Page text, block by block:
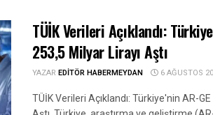
TÜİK Verileri Açıklandı:
253,5 Milyar Lirayı Aştı
YAZAR EDITÖR HABERMEYDAN 6 AĞUSTOS
TÜİK Verileri Açıklandı: Türkiye'nin AR-